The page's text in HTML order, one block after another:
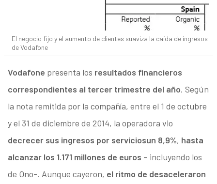
El negocio fijo y el aumento de clientes suaviza la caída de ingresos
de Vodafone
Vodafone presenta los resultados financieros
correspondientes al tercer trimestre del año. Según
la nota remitida por la compañía, entre el 1 de octubre
y el 31 de diciembre de 2014, la operadora vio
decrecer sus ingresos por serviciosun 8,9%, hasta
alcanzar los 1.171 millones de euros – incluyendo los
de Ono-. Aunque cayeron, el ritmo de desaceleraron